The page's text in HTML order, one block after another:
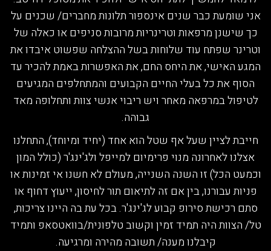
אני שומעת כבר שנים אינספור תלונות מחברים/ שכנים על
כך שישנן מרפאות וטרינריות מרובות סניפים או כאלה של
וטרינר שפתח עוד שלוחות בשל ההצלחה שפשוט איבדו את
המגע האישי, את היחס החם, את האפשרות באמת להכיר עד
הסוף את כל בעלי החיים הקבועים והמתחלפים המגיעים
לטיפול במרפאה מאחר ויש ריבוי אנשי צוות ותחלופה מאד
גבוהה.
חייבת לציין שעל אף שטל הוא אחד (יחיד ומיוחד), התחלנו
אצלנו לאחרונה מנוי פרימיום למייפל ולג'ינג'ר (כולל המון
וכמעט הכל) זו השנה השנייה, מעולם לא חשנו אי זמינות או
פניות עבורנו, בין אם זה לתיאום תור לחיסון, ייעוץ דחוף או
סתם רכישת סירופ קבוע לג'ינג'ר. בכל עת בה היינו צריכות,
טל/ הצוות היה תמיד זמין וקשוב טלפונית/בוואטסאפ ותמיד
קיבלנו מענה/ תשובה מהירה ומרגיעה.